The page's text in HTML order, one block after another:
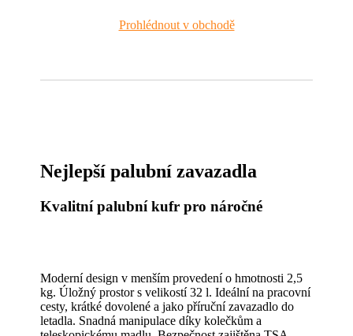
Prohlédnout v obchodě
Nejlepší palubní zavazadla
Kvalitní palubní kufr pro náročné
Moderní design v menším provedení o hmotnosti 2,5
kg. Úložný prostor s velikostí 32 l. Ideální na pracovní
cesty, krátké dovolené a jako příruční zavazadlo do
letadla. Snadná manipulace díky kolečkům a